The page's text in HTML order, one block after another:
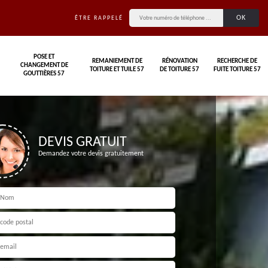
ÊTRE RAPPELÉ
POSE ET
CHANGEMENT DE
GOUTTIÈRES 57
REMANIEMENT DE
TOITURE ET TUILE 57
RÉNOVATION
DE TOITURE 57
RECHERCHE DE
FUITE TOITURE 57
DEVIS GRATUIT
Demandez votre devis gratuitement